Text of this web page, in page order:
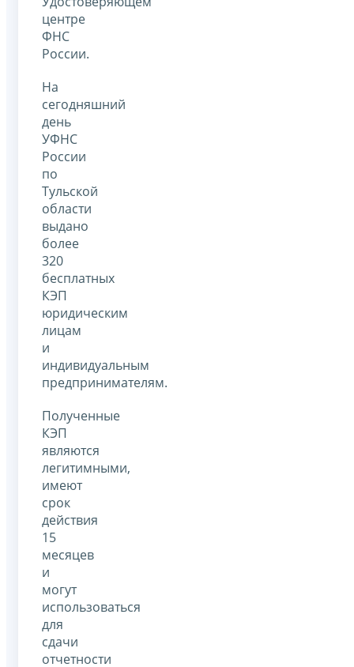
центре
ФНС
России.
На
сегодняшний
день
УФНС
России
по
Тульской
области
выдано
более
320
бесплатных
КЭП
юридическим
лицам
и
индивидуальным
предпринимателям.
Полученные
КЭП
являются
легитимными,
имеют
срок
действия
15
месяцев
и
могут
использоваться
для
сдачи
отчетности